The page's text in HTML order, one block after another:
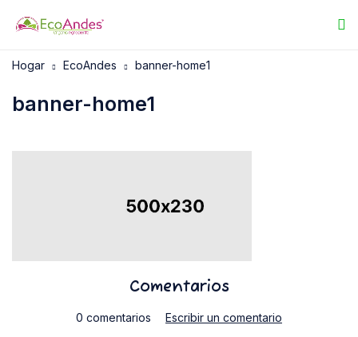
banner-home1
Hogar EcoAndes banner-home1
Comentarios
0 comentarios Escribir un comentario